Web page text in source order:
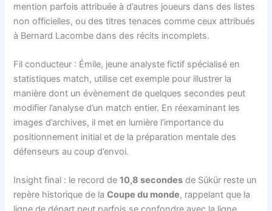
mention parfois attribuée à d’autres joueurs dans des listes
non officielles, ou des titres tenaces comme ceux attribués
à Bernard Lacombe dans des récits incomplets.
Fil conducteur : Émile, jeune analyste fictif spécialisé en
statistiques match, utilise cet exemple pour illustrer la
manière dont un évènement de quelques secondes peut
modifier l’analyse d’un match entier. En réexaminant les
images d’archives, il met en lumière l’importance du
positionnement initial et de la préparation mentale des
défenseurs au coup d’envoi.
Insight final : le record de10,8 secondes de Sükür reste un
repère historique de laCoupe du monde, rappelant que la